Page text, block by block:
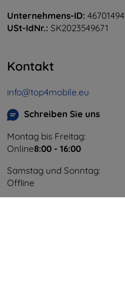
Unternehmens-ID: 46701494
USt-IdNr.: SK2023549671
Kontakt
info@top4mobile.eu
Schreiben Sie uns
Montag bis Freitag:
Online8:00 - 16:00
Samstag und Sonntag:
Offline